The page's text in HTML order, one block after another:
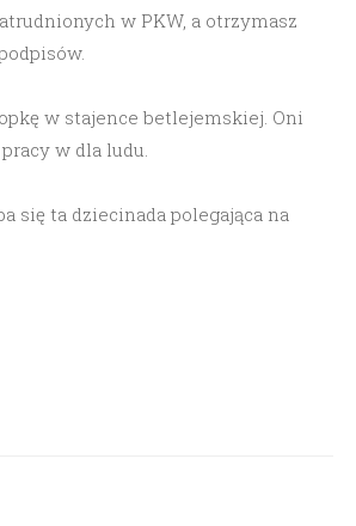
w PKW, a otrzymasz
w stajence betlejemskiej. Oni
w dla ludu.
się ta dziecinada polegająca na